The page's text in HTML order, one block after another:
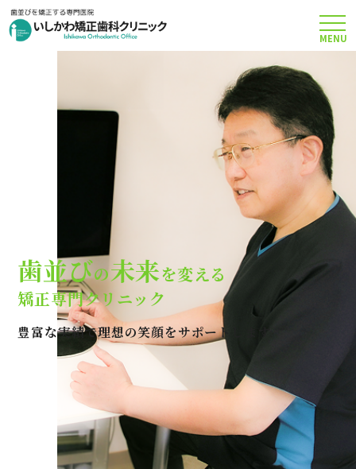
矯正治療について
当院のこだわり
費用について
クリニック案内
Q＆A
アクセス
MENU
歯並びの未来を変える
矯正専門クリニック
豊富な実績で理想の笑顔をサポートします